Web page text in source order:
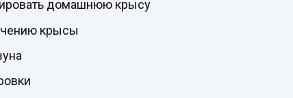
домашнюю крысу
крысы